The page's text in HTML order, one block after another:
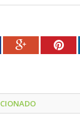
Google+